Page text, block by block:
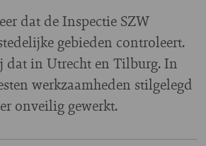
dat de Inspectie SZW
gebieden controleert.
dat in Utrecht en Tilburg. In
werkzaamheden stilgelegd
onveilig gewerkt.